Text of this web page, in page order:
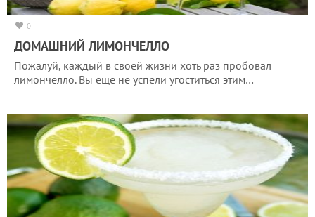
0
ДОМАШНИЙ ЛИМОНЧЕЛЛО
Пожалуй, каждый в своей жизни хоть раз пробовал
лимончелло. Вы еще не успели угоститься этим…